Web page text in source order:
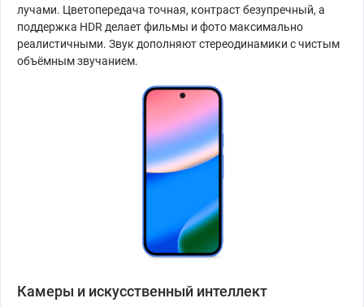
лучами. Цветопередача точная, контраст безупречный, а
поддержка HDR делает фильмы и фото максимально
реалистичными. Звук дополняют стереодинамики с чистым
объёмным звучанием.
Камеры и искусственный интеллект